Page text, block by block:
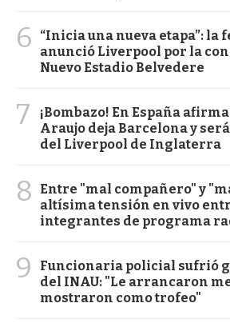
6
“Inicia una nueva etapa”: la
anunció Liverpool por la
Nuevo Estadio Belvedere
7
¡Bombazo! En España
Araujo deja Barcelona y
del Liverpool de Inglaterra
8
Entre "mal compañero" y
altísima tensión en vivo
integrantes de programa
9
Funcionaria policial sufrió
del INAU: "Le arrancaron
mostraron como trofeo"